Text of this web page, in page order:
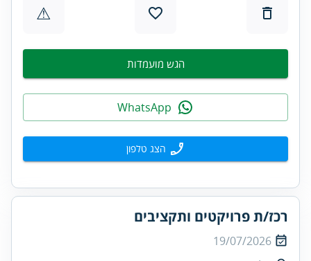
⚠
הגש מועמדות
הצג טלפון
רכז/ת פרויקטים ותקציבים
19/07/2026